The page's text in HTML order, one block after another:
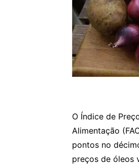
O Índice de
Alimentação
pontos no
preços de óleos